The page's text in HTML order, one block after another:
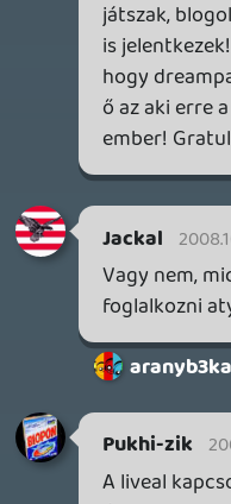
"
(mert akárki akármit mond:
sörénye van, az hím 😃 )
hjetyekus
hjetyekus
A Viva Pinata-t pl.
betilthatnák az
van benne...
manga02
manga02 2008.10.24
😃
hjetyekus